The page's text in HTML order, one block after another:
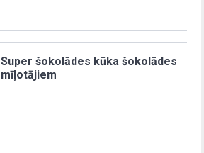
Super šokolādes kūka šokolādes
mīļotājiem